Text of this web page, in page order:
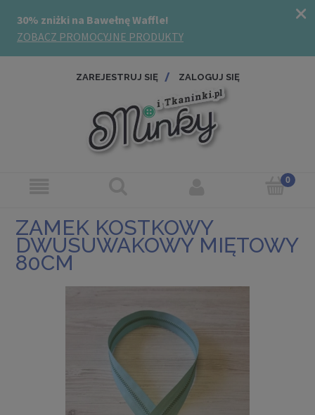
ZAREJESTRUJ SIĘ ZALOGUJ SIĘ
ZAMEK KOSTKOWY
DWUSUWAKOWY MIĘTOWY
80CM